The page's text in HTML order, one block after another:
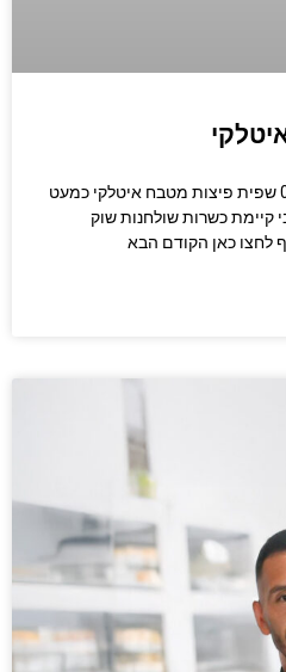
התקשרו לשף: 053-537-9541 שפית פיצות מטבח איטלקי כמעט
קיימת כשרות שולחנות שוק
לחצו כאן הקודם הבא